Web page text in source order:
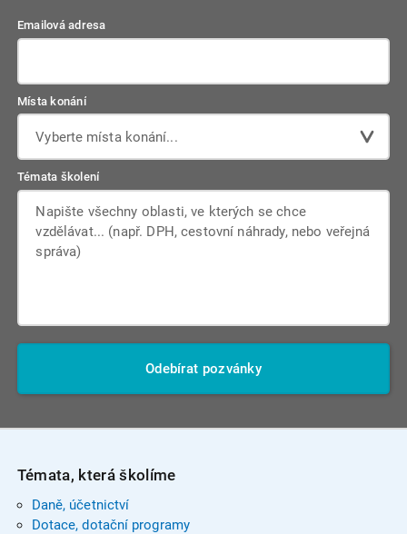
Emailová adresa
Místa konání
Vyberte místa konání...
Témata školení
Odebírat pozvánky
Témata, která školíme
Daně, účetnictví
Dotace, dotační programy